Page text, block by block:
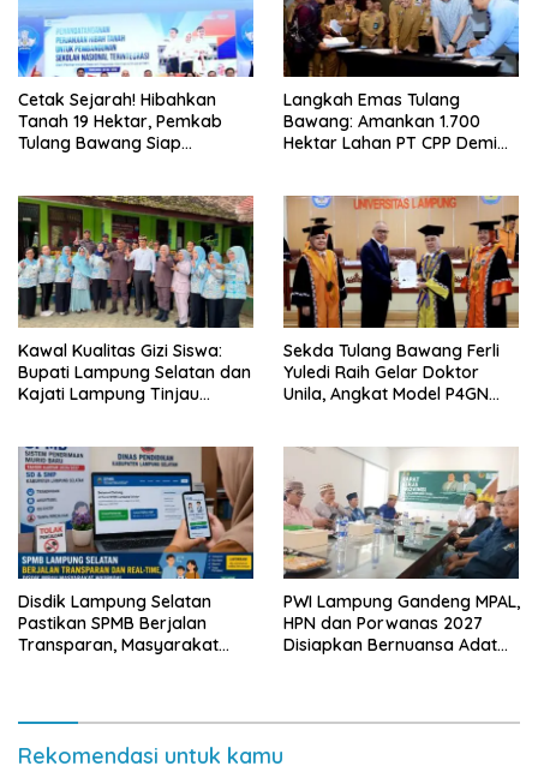
Cetak Sejarah! Hibahkan
Tanah 19 Hektar, Pemkab
Tulang Bawang Siap
Lampung
Langkah Emas Tulang
Bawang: Amankan 1.700
Hektar Lahan PT CPP Demi
Kawal Kualitas Gizi Siswa:
Bupati Lampung Selatan dan
Kajati Lampung Tinjau
Sekda Tulang Bawang Ferli
Yuledi Raih Gelar Doktor
Unila, Angkat Model P4GN
Disdik Lampung Selatan
Pastikan SPMB Berjalan
Transparan, Masyarakat
PWI Lampung Gandeng MPAL,
HPN dan Porwanas 2027
Disiapkan Bernuansa Adat
Rekomendasi untuk kamu